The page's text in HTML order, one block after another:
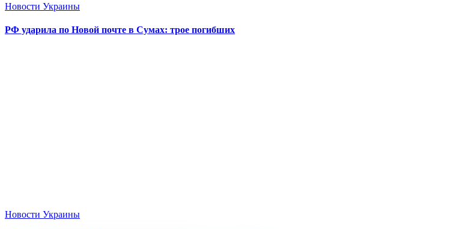
Новости Украины
РФ ударила по Новой почте в Сумах: трое погибших
Новости Украины